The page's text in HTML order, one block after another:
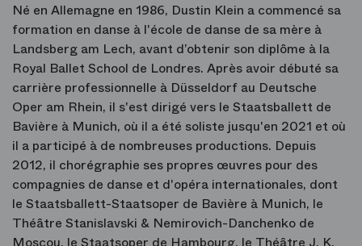
Né en Allemagne en 1986, Dustin Klein a commencé sa
formation en danse à l'école de danse de sa mère à
Landsberg am Lech, avant d’obtenir son diplôme à la
Royal Ballet School de Londres. Après avoir débuté sa
carrière professionnelle à Düsseldorf au Deutsche
Oper am Rhein, il s'est dirigé vers le Staatsballett de
Bavière à Munich, où il a été soliste jusqu'en 2021 et où
il a participé à de nombreuses productions. Depuis
2012, il chorégraphie ses propres œuvres pour des
compagnies de danse et d'opéra internationales, dont
le Staatsballett-Staatsoper de Bavière à Munich, le
Théâtre Stanislavski & Nemirovich-Danchenko de